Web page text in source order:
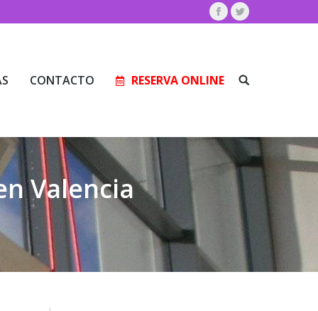
Facebook
Twitter
CONTACTO RESERVA ONLINE Buscar:
Valencia